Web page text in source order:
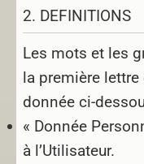
2. DEFINITIONS
Les mots et les
la première
donnée ci-
« Donnée
à l’Utilisateur.